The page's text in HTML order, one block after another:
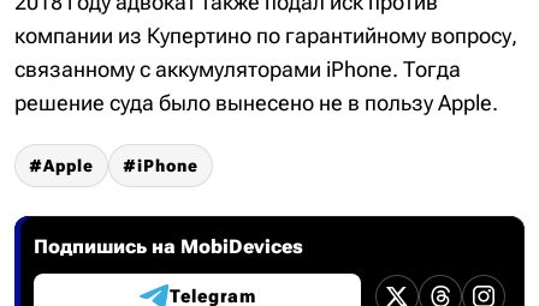
компании из Купертино по гарантийному вопросу,
связанному с аккумуляторами iPhone. Тогда
решение суда было вынесено не в пользу Apple.
Apple iPhone
Подпишись на MobiDevices
Telegram